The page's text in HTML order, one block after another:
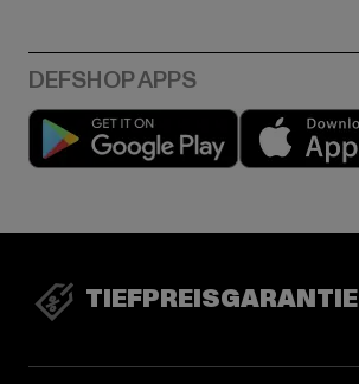
Play market
TIEFPREISGARANTIE